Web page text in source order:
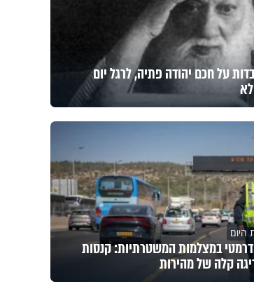
על חכם יהודה פתיה, לרגל יום
היום
דרמטי במצלמות המשטרתיות: קנסות
קלה של מהירות